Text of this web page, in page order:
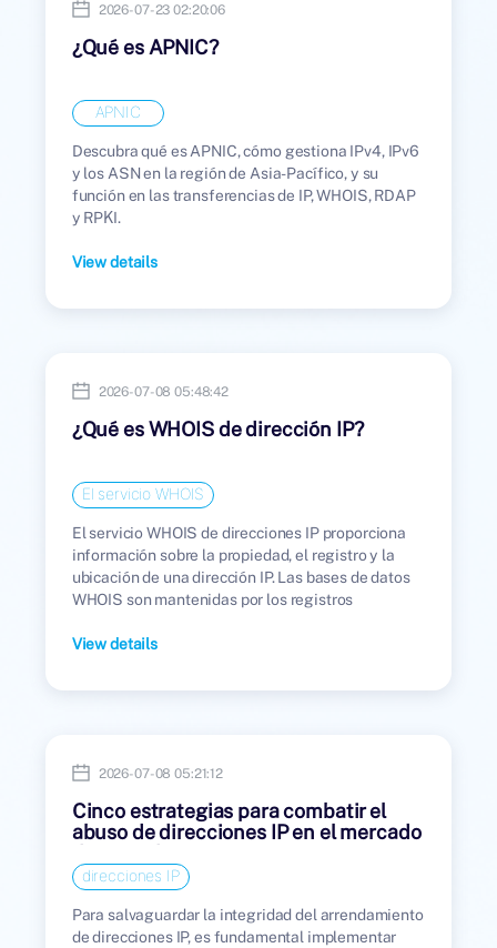
2026-07-23 02:20:06
¿Qué es APNIC?
APNIC
Descubra qué es APNIC, cómo gestiona IPv4, IPv6
y los ASN en la región de Asia-Pacífico, y su
función en las transferencias de IP, WHOIS, RDAP
y RPKI.
View details
2026-07-08 05:48:42
¿Qué es WHOIS de dirección IP?
El servicio WHOIS
El servicio WHOIS de direcciones IP proporciona
información sobre la propiedad, el registro y la
ubicación de una dirección IP. Las bases de datos
WHOIS son mantenidas por los registros
inglés), que recopilan y gestionan los datos de las
asignado direcciones IP.
View details
2026-07-08 05:21:12
Cinco estrategias para combatir el
abuso de direcciones IP en el mercado
de arrendamiento.
direcciones IP
Para salvaguardar la integridad del arrendamiento
de direcciones IP, es fundamental implementar